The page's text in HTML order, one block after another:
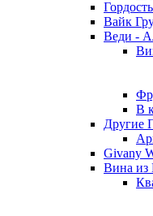
Вайк
Веди -
В
Другие
Givany
Вина из